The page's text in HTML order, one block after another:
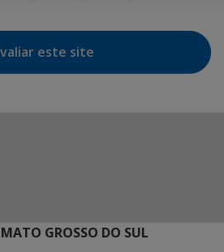
este site
GROSSO DO SUL